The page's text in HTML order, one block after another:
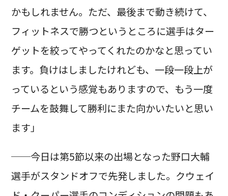
かもしれません。ただ、最後まで動き続けて、
フィットネスで勝つというところに選手はター
ゲットを絞ってやってくれたのかなと思ってい
ます。負けはしましたけれども、一段一段上が
っているという感覚もありますので、もう一度
チームを鼓舞して勝利にまた向かいたいと思い
ます」
──今日は第5節以来の出場となった野口大輔
選手がスタンドオフで先発しました。クウェイ